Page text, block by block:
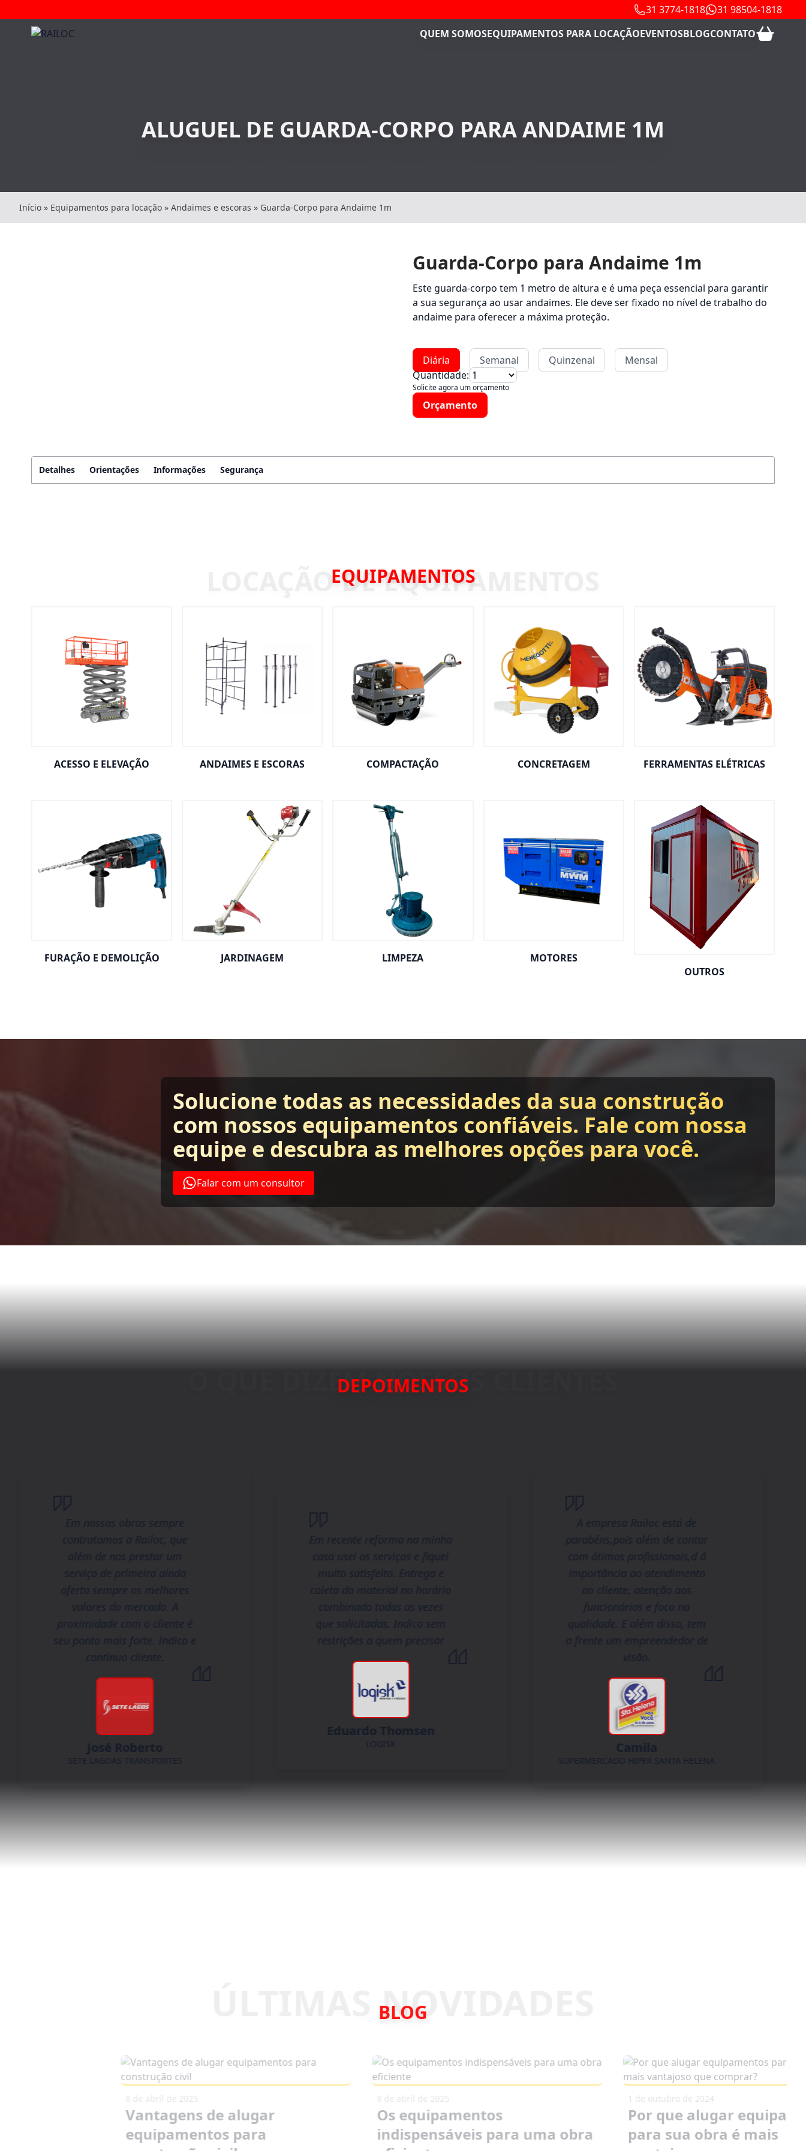
31 3774-1818
31 98504-1818
QUEM SOMOSEQUIPAMENTOS PARA LOCAÇÃOEVENTOSBLOGCONTATO
ALUGUEL DE GUARDA-CORPO PARA ANDAIME 1M
Início » Equipamentos para locação » Andaimes e escoras » Guarda-Corpo para Andaime 1m
Guarda-Corpo para Andaime 1m
Este guarda-corpo tem 1 metro de altura e é uma peça essencial para garantir
a sua segurança ao usar andaimes. Ele deve ser fixado no nível de trabalho do
andaime para oferecer a máxima proteção.
Diária Semanal Quinzenal
Mensal
Quantidade:
Solicite agora um orçamento
Orçamento
Detalhes Orientações Informações Segurança
EQUIPAMENTOS
ACESSO E ELEVAÇÃO ANDAIMES E ESCORAS COMPACTAÇÃO CONCRETAGEM FERRAMENTAS ELÉTRICAS
FURAÇÃO E DEMOLIÇÃO JARDINAGEM LIMPEZA
MOTORES
OUTROS
Solucione todas as necessidades da sua construção
com nossos equipamentos confiáveis. Fale com nossa
equipe e descubra as melhores opções para você.
Falar com um consultor
DEPOIMENTOS
Em nossas obras sempre
contratamos a Railoc, que
além de nos prestar um
serviço de primeira ainda
oferta sempre os melhores
valores do mercado. A
proximidade com o cliente é
seu ponto mais forte. Indico e
continuo cliente.
José Roberto
SETE LAGOAS TRANSPORTES
Em recente reforma na minha
casa usei os serviços e fiquei
muito satisfeito. Entrega e
coleta do material no horário
combinado todas as vezes
que solicitadas. Indico sem
restrições a quem precisar
Eduardo Thomsen
LOGISK
A empresa Railoc está de
parabéns,pois além de contar
com ótimos profissionais,d á
importância ao atendimento
ao cliente, atenção aos
funcionários e foco na
qualidade. E além disso, tem
a frente um empreendedor de
visão.
Camila
SUPERMERCADO HIPER SANTA HELENA
BLOG
8 de abril de 2025
Vantagens de alugar
equipamentos para
8 de abril de 2025
Os equipamentos
indispensáveis para uma obra
1 de outubro de 2024
Por que alugar
para sua obra é mais